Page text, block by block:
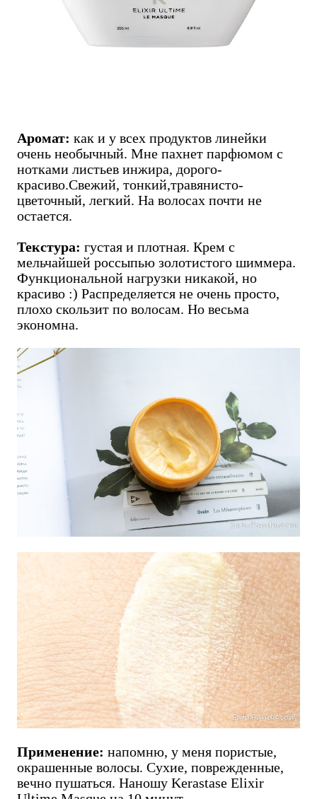
Аромат: как и у всех продуктов линейки
очень необычный. Мне пахнет парфюмом с
нотками листьев инжира, дорого-
красиво.Свежий, тонкий,травянисто-
цветочный, легкий. На волосах почти не
остается.
Текстура: густая и плотная. Крем с
мельчайшей россыпью золотистого шиммера.
Функциональной нагрузки никакой, но
красиво :) Распределяется не очень просто,
плохо скользит по волосам. Но весьма
экономна.
Применение: напомню, у меня пористые,
окрашенные волосы. Сухие, поврежденные,
вечно пушаться. Наношу Kerastase Elixir